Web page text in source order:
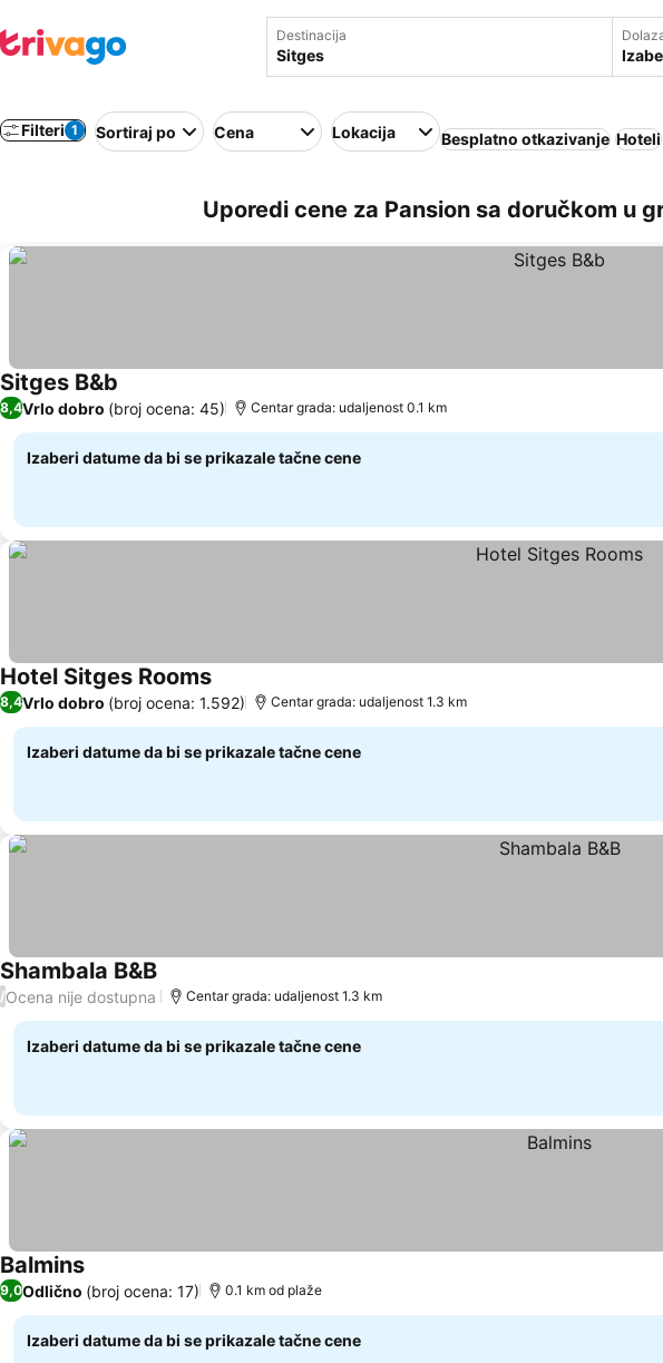
Destinacija
Filteri 1 Sortiraj po Cena Lokacija Besplatno otkazivanje Hoteli
Uporedi cene za Pansion sa doručkom u
Sitges B&b
8,4Vrlo dobro (broj ocena: 45) Centar grada: udaljenost 0.1 km
Izaberi datume da bi se prikazale tačne cene
Hotel Sitges RoomsPogledaj cene
8,4Vrlo dobro (broj ocena: 1.592) Centar grada: udaljenost 1.3 km
Izaberi datume da bi se prikazale tačne cene
Shambala B&BPogledaj cene
/Ocena nije dostupna Centar grada: udaljenost 1.3 km
Izaberi datume da bi se prikazale tačne cene
BalminsPogledaj cene
9,0Odlično (broj ocena: 17) 0.1 km od plaže
Izaberi datume da bi se prikazale tačne cene